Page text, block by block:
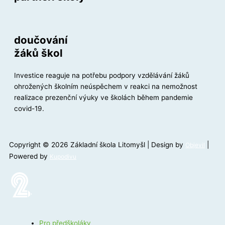
doučování
žáků škol
Investice reaguje na potřebu podpory vzdělávání žáků
ohrožených školním neúspěchem v reakci na nemožnost
realizace prezenční výuky ve školách během pandemie
covid-19.
Copyright © 2026 Základní škola Litomyšl | Design by Objevil
Powered by Kupodivu
Pro předškoláky